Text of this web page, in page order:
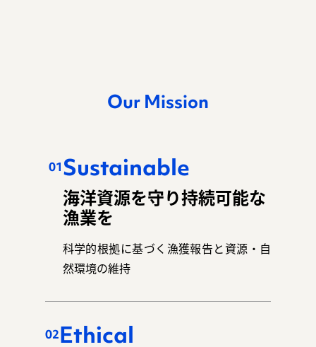
Our Mission
01Sustainable
海洋資源を守り持続可能な
漁業を
科学的根拠に基づく漁獲報告と資源・自
然環境の維持
02Ethical